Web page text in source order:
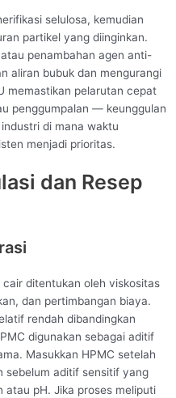
selulosa, kemudian
partikel yang diinginkan.
penambahan agen anti-
aliran bubuk dan mengurangi
memastikan pelarutan cepat
penggumpalan — keunggulan
di mana waktu
menjadi prioritas.
dan Resep
ditentukan oleh viskositas
dan pertimbangan biaya.
rendah dibandingkan
digunakan sebagai aditif
Masukkan HPMC setelah
sebelum aditif sensitif yang
atau pH. Jika proses meliputi